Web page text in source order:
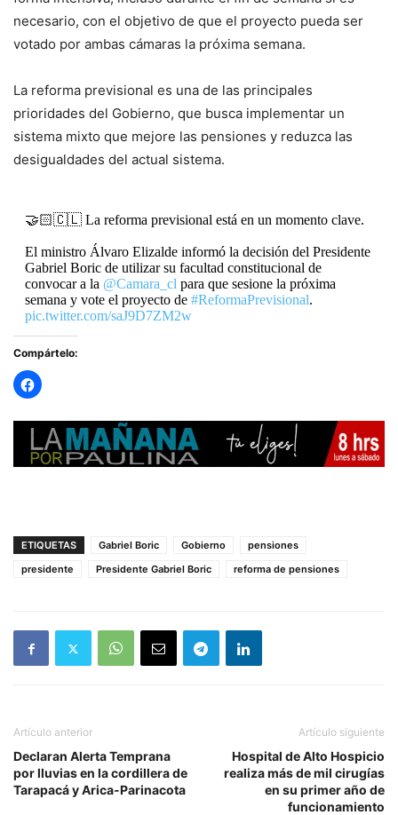
necesario, con el objetivo de que el proyecto pueda ser
votado por ambas cámaras la próxima semana.
La reforma previsional es una de las principales
prioridades del Gobierno, que busca implementar un
sistema mixto que mejore las pensiones y reduzca las
desigualdades del actual sistema.
🤝🏻🇨🇱 La reforma previsional está en un momento clave.
El ministro Álvaro Elizalde informó la decisión del Presidente
Gabriel Boric de utilizar su facultad constitucional de
convocar a la @Camara_cl para que sesione la próxima
semana y vote el proyecto de #ReformaPrevisional.
pic.twitter.com/saJ9D7ZM2w
— Ministerio Secretaría General de la Presidencia
(@Segpres)
Compártelo:
ETIQUETAS Gabriel Boric Gobierno
pensiones
presidente
Presidente Gabriel Boric reforma de pensiones
Artículo anterior
Declaran Alerta Temprana
por lluvias en la cordillera de
Tarapacá y Arica-Parinacota
Artículo siguiente
Hospital de Alto Hospicio
realiza más de mil cirugías
en su primer año de
funcionamiento